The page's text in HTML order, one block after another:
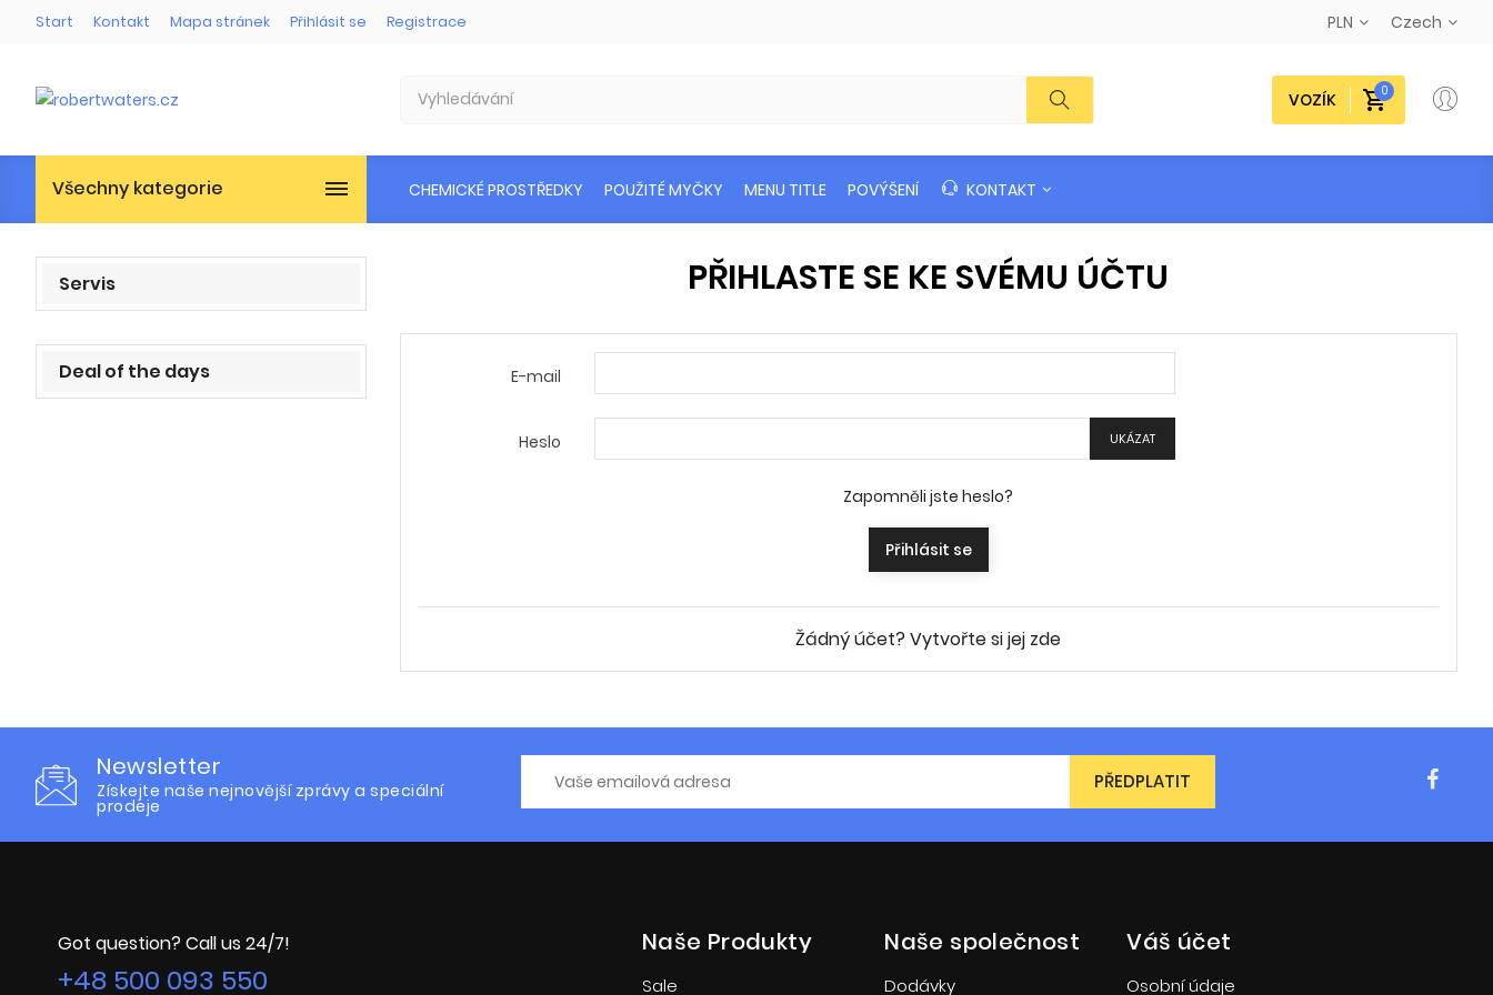
Start Kontakt Mapa stránek Přihlásit se Registrace Czech
PLN
VOZÍK 0
Všechny kategorie CHEMICKÉ PROSTŘEDKY POUŽITÉ MYČKY MENU TITLE POVÝŠENÍ KONTAKT
Servis
Deal of the days
PŘIHLASTE SE KE SVÉMU ÚČTU
E-mail
Heslo UKÁZAT
Zapomněli jste heslo?
Přihlásit se
Žádný účet? Vytvořte si jej zde
Newsletter
Získejte naše nejnovější zprávy a speciální
prodeje
Got question? Call us 24/7!
+48 500 093 550
Naše Produkty
Sale
Naše společnost
Dodávky
Váš účet
Osobní údaje